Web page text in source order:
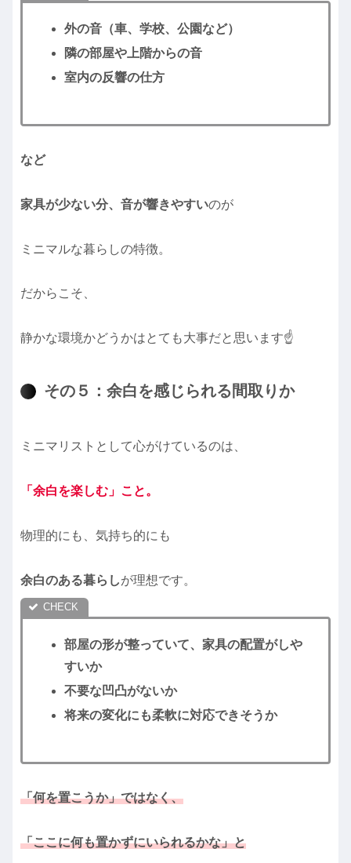
外の音（車、学校、公園など）
隣の部屋や上階からの音
室内の反響の仕方
など
家具が少ない分、音が響きやすいのが
ミニマルな暮らしの特徴。
だからこそ、
静かな環境かどうかはとても大事だと思います☝️
その５：余白を感じられる間取りか
ミニマリストとして心がけているのは、
「余白を楽しむ」こと。
物理的にも、気持ち的にも
余白のある暮らしが理想です。
部屋の形が整っていて、家具の配置がしや
すいか
不要な凹凸がないか
将来の変化にも柔軟に対応できそうか
「何を置こうか」ではなく、
「ここに何も置かずにいられるかな」と